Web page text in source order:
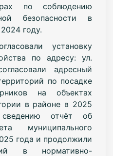
по соблюдению
безопасности в
году.
установку
по адресу: ул.
адресный
по посадке
на объектах
в районе в 2025
отчёт об
муниципального
года и продолжили
в нормативно-